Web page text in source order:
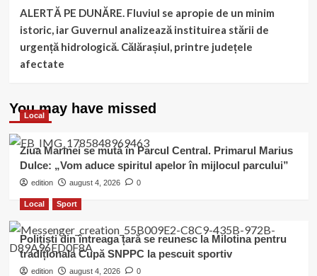
ALERTĂ PE DUNĂRE. Fluviul se apropie de un minim
istoric, iar Guvernul analizează instituirea stării de
urgență hidrologică. Călărașiul, printre județele
afectate
You may have missed
Local
Ziua Marinei se mută în Parcul Central. Primarul Marius
Dulce: „Vom aduce spiritul apelor în mijlocul parcului”
edition august 4, 2026 0
Local Sport
Polițiști din întreaga țară se reunesc la Milotina pentru
tradiționala Cupă SNPPC la pescuit sportiv
edition august 4, 2026 0